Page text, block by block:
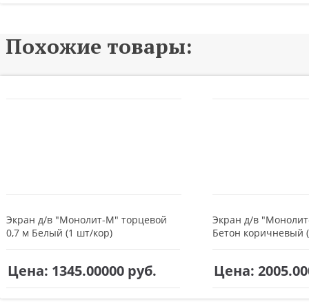
Похожие товары:
Экран д/в "Монолит-М" торцевой
0,7 м Белый (1 шт/кор)
Цена: 1345.00000 руб.
Экран д/в
Бетон коричневый
Цена: